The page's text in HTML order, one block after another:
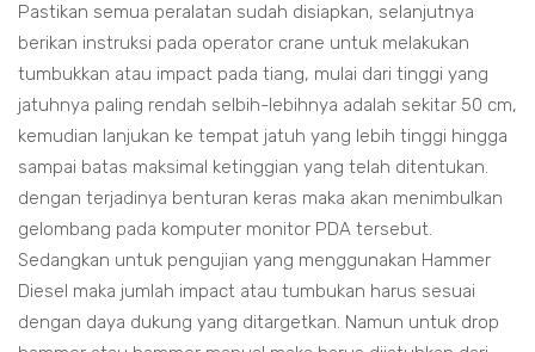
Pastikan semua peralatan sudah disiapkan, selanjutnya
berikan instruksi pada operator crane untuk melakukan
tumbukkan atau impact pada tiang, mulai dari tinggi yang
jatuhnya paling rendah selbih-lebihnya adalah sekitar 50 cm,
kemudian lanjukan ke tempat jatuh yang lebih tinggi hingga
sampai batas maksimal ketinggian yang telah ditentukan.
dengan terjadinya benturan keras maka akan menimbulkan
gelombang pada komputer monitor PDA tersebut.
Sedangkan untuk pengujian yang menggunakan Hammer
Diesel maka jumlah impact atau tumbukan harus sesuai
dengan daya dukung yang ditargetkan. Namun untuk drop